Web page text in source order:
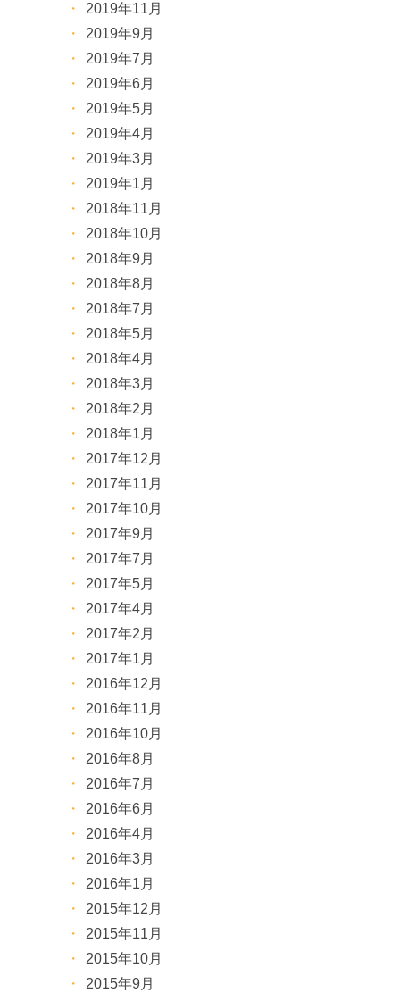
2019年11月
2019年9月
2019年7月
2019年6月
2019年5月
2019年4月
2019年3月
2019年1月
2018年11月
2018年10月
2018年9月
2018年8月
2018年7月
2018年5月
2018年4月
2018年3月
2018年2月
2018年1月
2017年12月
2017年11月
2017年10月
2017年9月
2017年7月
2017年5月
2017年4月
2017年2月
2017年1月
2016年12月
2016年11月
2016年10月
2016年8月
2016年7月
2016年6月
2016年4月
2016年3月
2016年1月
2015年12月
2015年11月
2015年10月
2015年9月